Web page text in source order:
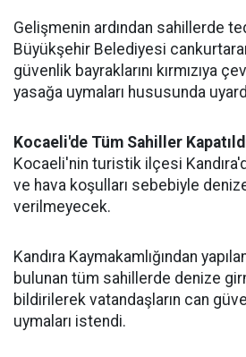
Gelişmenin ardından sahillerde
Büyükşehir Belediyesi
güvenlik bayraklarını kırmızıya
yasağa uymaları hususunda
Kocaeli'de Tüm Sahiller
Kocaeli'nin turistik ilçesi
ve hava koşulları sebebiyle
verilmeyecek.
Kandıra Kaymakamlığından
bulunan tüm sahillerde denize
bildirilerek vatandaşların can
uymaları istendi.